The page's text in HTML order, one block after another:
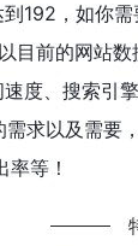
192，如你
目前的网站
度、搜索引
求以及需要
等！